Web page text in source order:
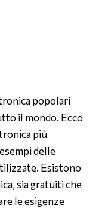
popolari
il mondo. Ecco
più
delle
Esistono
sia gratuiti che
le esigenze